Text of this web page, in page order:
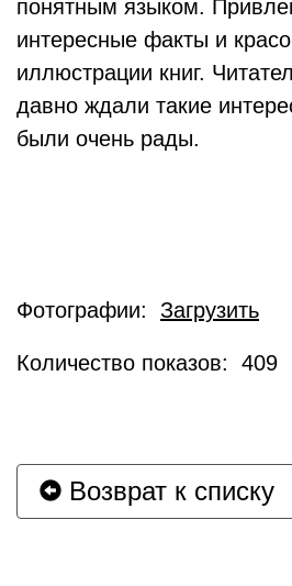
понятным языком.
интересные факты и
иллюстрации книг.
давно ждали такие
были очень рады.
Фотографии: Загрузить
Количество показов: 409
Возврат к списку